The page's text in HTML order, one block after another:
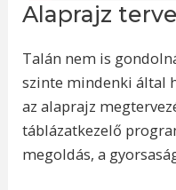
Alaprajz
Talán nem is
szinte mindenki által
az alaprajz
táblázatkezelő
megoldás, a